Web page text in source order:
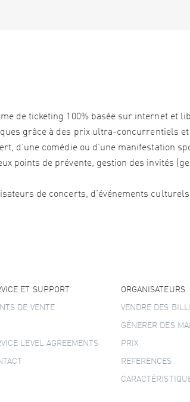
de ticketing 100% basée sur internet et
grâce à des prix ultra-concurrentiels et
d’une comédie ou d’une manifestation
points de prévente, gestion des invités
de concerts, d’événements
ET SUPPORT
DE VENTE
LEVEL AGREEMENTS
ORGANISATEURS
VENDRE DES
GÉNERER DES
PRIX
REFERENCES